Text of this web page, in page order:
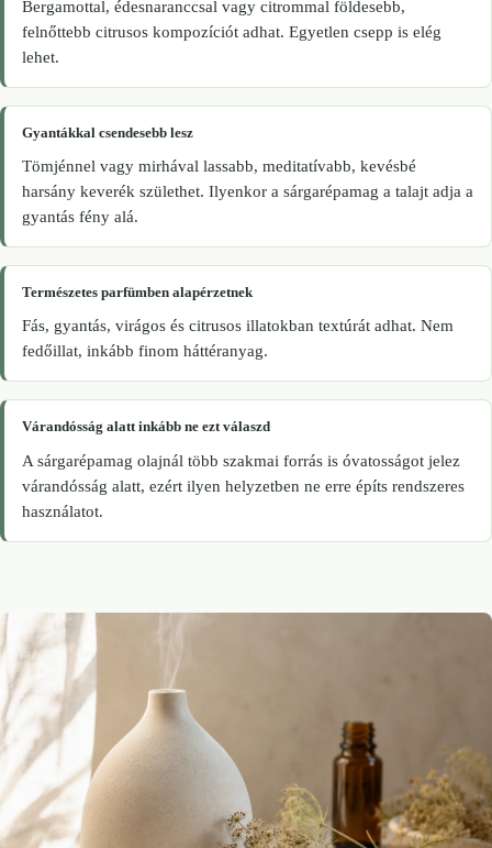
Bergamottal, édesnaranccsal vagy citrommal földesebb,
felnőttebb citrusos kompozíciót adhat. Egyetlen csepp is elég
lehet.
Gyantákkal csendesebb lesz
Tömjénnel vagy mirhával lassabb, meditatívabb, kevésbé
harsány keverék születhet. Ilyenkor a sárgarépamag a talajt adja a
gyantás fény alá.
Természetes parfümben alapérzetnek
Fás, gyantás, virágos és citrusos illatokban textúrát adhat. Nem
fedőillat, inkább finom háttéranyag.
Várandósság alatt inkább ne ezt válaszd
A sárgarépamag olajnál több szakmai forrás is óvatosságot jelez
várandósság alatt, ezért ilyen helyzetben ne erre építs rendszeres
használatot.